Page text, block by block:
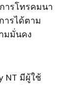
ารโทรคมนา
ารได้ตาม
มมั่นคง
NT มีผู้ใช้